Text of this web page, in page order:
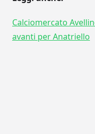
Calciomercato
avanti per Anatriello